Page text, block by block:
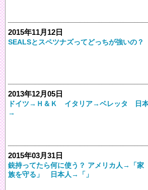
2015年11月12日
SEALSとスペツナズってどっちが強いの？
2013年12月05日
ドイツ→Ｈ＆Ｋ イタリア→ベレッタ 日
→
2015年03月31日
銃持ってたら何に使う？ アメリカ人→「家
族を守る」 日本人→「」